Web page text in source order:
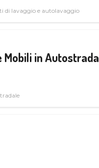
di lavaggio e autolavaggio
in Autostrada